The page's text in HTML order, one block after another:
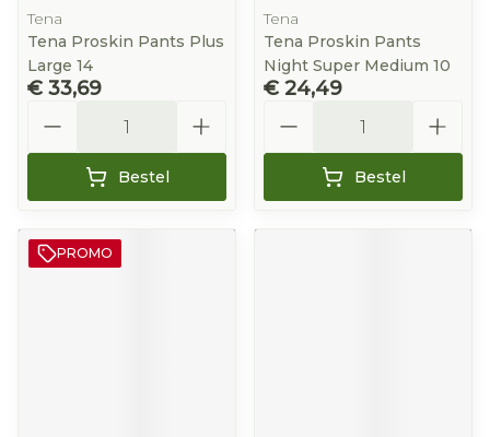
Tena
Tena Proskin Pants Plus
Large 14
€ 33,69
Bestel
Tena
Tena Proskin Pants
Night Super Medium 10
€ 24,49
Bestel
PROMO